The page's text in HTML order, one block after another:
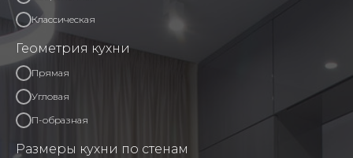
Классическая
Геометрия кухни
Прямая
Угловая
П-образная
Размеры кухни по стенам